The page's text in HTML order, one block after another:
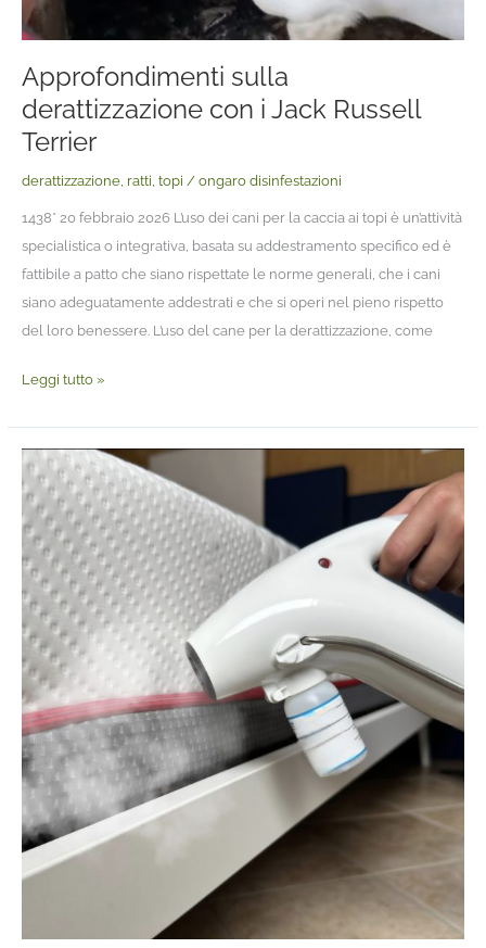
Approfondimenti sulla
derattizzazione con i Jack Russell
Terrier
derattizzazione, ratti topi / ongaro disinfestazioni
1438* 20 febbraio 2026 L’uso dei cani per la caccia ai topi è un’attività
specialistica o integrativa, basata su addestramento specifico ed è
fattibile a patto che siano rispettate le norme generali, che i cani
siano adeguatamente addestrati e che si operi nel pieno rispetto
del loro benessere. L’uso del cane per la derattizzazione, come
Leggi tutto »
Azioni
sinergiche
nella
disinfestazione
di
alcuni
parassiti